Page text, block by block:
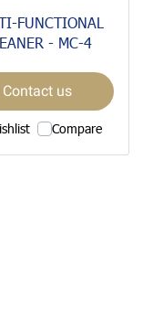
FUNCTIONAL
- MC-4
Contact us
Compare